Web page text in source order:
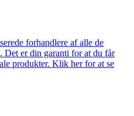
forhandlere af alle de
Det er din garanti for at du får
produkter. Klik her for at se